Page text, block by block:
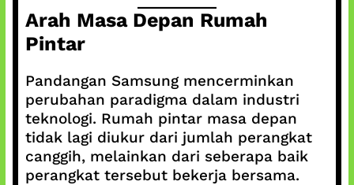
Arah Masa Depan Rumah
Pintar
Pandangan Samsung mencerminkan
perubahan paradigma dalam industri
teknologi. Rumah pintar masa depan
tidak lagi diukur dari jumlah perangkat
canggih, melainkan dari seberapa baik
perangkat tersebut bekerja bersama.